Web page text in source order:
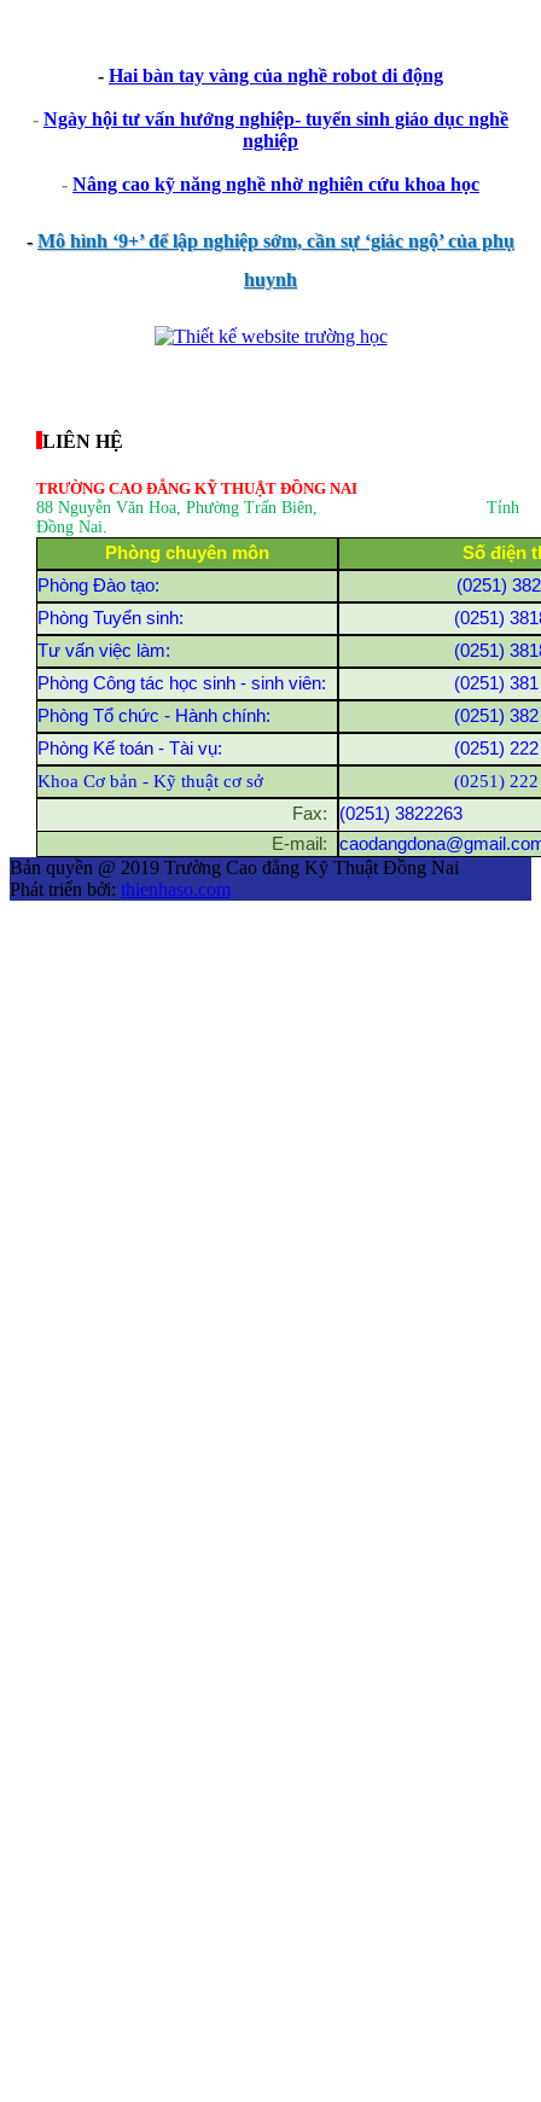
- Hai bàn tay vàng của nghề robot di động
- Ngày hội tư vấn hướng nghiệp- tuyển sinh giáo dục nghề
nghiệp
- Nâng cao kỹ năng nghề nhờ nghiên cứu khoa học
-Mô hình ‘9+’ để lập nghiệp sớm, cần sự ‘giác ngộ’ của phụ
huynh
LIÊN HỆ
TRƯỜNG CAO ĐẲNG KỸ THUẬT ĐỒNG NAI
88 Nguyễn Văn Hoa, Phường Trấn Biên , Tỉnh
Đồng Nai.
Phòng chuyên môn
Số điện
Phòng Đào tạo:
(0251)
Phòng Tuyển sinh:
(0251)
Tư vấn việc làm:
(0251)
Phòng Công tác học sinh - sinh viên:
(0251)
Phòng Tổ chức - Hành chính:
(0251)
Phòng Kế toán - Tài vụ:
(0251)
Khoa Cơ bản - Kỹ thuật cơ sở
(0251)
Fax:
(0251) 3822263
E-mail:
Bản quyền @ 2019 Trường Cao đẳng Kỹ Thuật Đồng Nai
Phát triển bởi: thienhaso.com